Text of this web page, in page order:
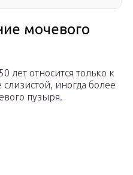
мочевого
лет относится только к
иногда более
пузыря.